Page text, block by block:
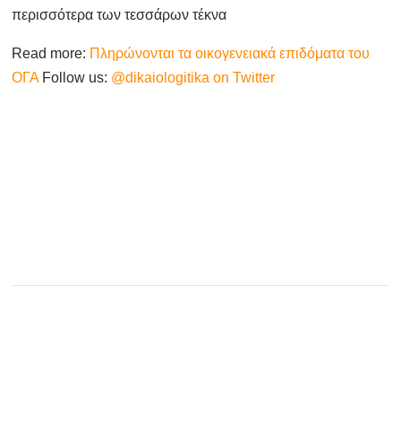
περισσότερα των τεσσάρων τέκνα
Read more: Πληρώνονται τα οικογενειακά επιδόματα του
ΟΓΑFollow us: @dikaiologitika on Twitter